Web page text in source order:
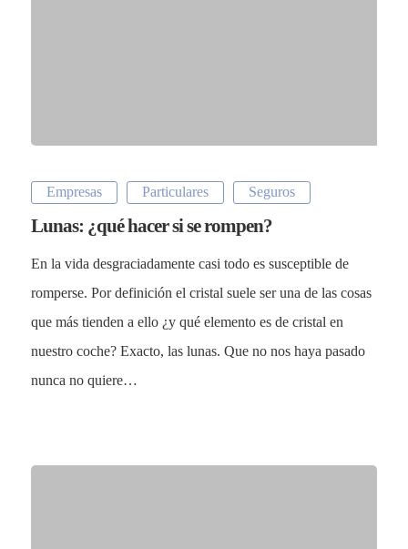
Empresas Particulares Seguros
Lunas: ¿qué hacer si se rompen?
En la vida desgraciadamente casi todo es susceptible de
romperse. Por definición el cristal suele ser una de las cosas
que más tienden a ello ¿y qué elemento es de cristal en
nuestro coche? Exacto, las lunas. Que no nos haya pasado
nunca no quiere…